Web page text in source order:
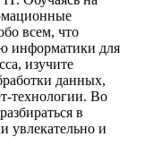
всем, что
информатики для
изучите
данных,
технологии. Во
в
увлекательно и